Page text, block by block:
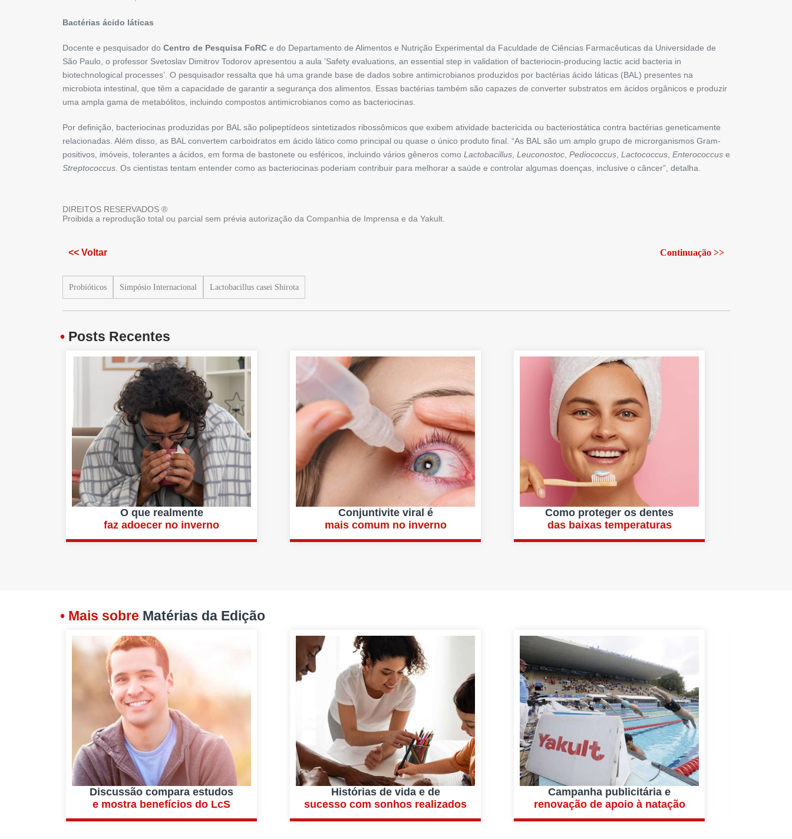
Bactérias ácido láticas
Docente e pesquisador do Centro de Pesquisa FoRCe do Departa­mento de Alimentos e Nutrição ­Experi­­mental da Faculdade de ­Ciências Farma­cêuticas da Universidade de
São Paulo, o professor Svetoslav Dimitrov Todorov apresentou a aula ‘Safety ­evaluations, an essential step in ­validation of ­bacteriocin-producing lactic acid ­bacteria in
biotechnological ­processes’. O pesquisador ressalta que há uma grande base de dados sobre antimicrobianos produzidos por bactérias ácido láticas (BAL) presentes na
microbiota intestinal, que têm a capacidade de garantir a segurança dos alimentos. Essas bactérias também são capazes de converter substratos em ácidos orgânicos e produzir
uma ampla gama de metabólitos, incluindo compostos antimicrobianos como as ­bacteriocinas.
Por definição, bacteriocinas produzi­das por BAL são polipeptídeos sintetizados ribossômicos que exibem atividade bactericida ou bacteriostática contra bactérias geneticamente
relacionadas. Além disso, as BAL convertem ­carboidratos em ácido lático como principal ou ­quase o único produto final. “As BAL são um amplo grupo de microrganismos Gram-
positi­vos, imóveis, tolerantes a ácidos, em forma de bastonete ou esfé­ricos, ­incluindo vários gêneros como ­Lactobacillus, Leuconostoc, Pediococcus, Lactococcus, Enterococcuse
­Streptococcus. Os cientistas tentam entender como as bacteriocinas poderiam contribuir para melhorar a saúde e controlar algumas doenças, inclusive o câncer”, detalha.
DIREITOS RESERVADOS ®
Proibida a reprodução total ou parcial sem prévia autorização da Companhia de Imprensa e da Yakult.
<< Voltar Continuação >>
Probióticos Simpósio Internacional Lactobacillus casei Shirota
• Posts Recentes
O que realmente
faz adoecer no inverno
Conjuntivite viral é
mais comum no inverno
Como proteger os dentes
das baixas temperaturas
• Mais sobre Matérias da Edição
Discussão compara estudos
e mostra benefícios do LcS
Histórias de vida e de
sucesso com sonhos realizados
Campanha publicitária e
renovação de apoio à natação